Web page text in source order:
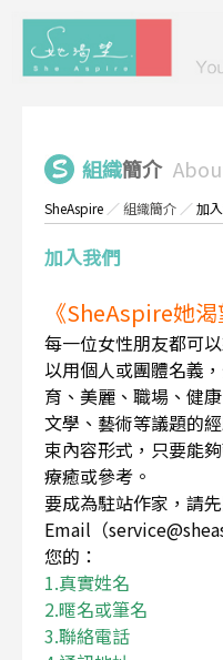
組織簡介
SheAspire ／組織簡介 ／加
加入我們
《SheAspire她
每一位女性朋友都可
以用個人或團體名義
育、美麗、職場、健
文學、藝術等議題的
束內容形式，只要能
療癒或參考。
要成為駐站作家，請
Email（
您的：
1.真實姓名
2.暱名或筆名
3.聯絡電話